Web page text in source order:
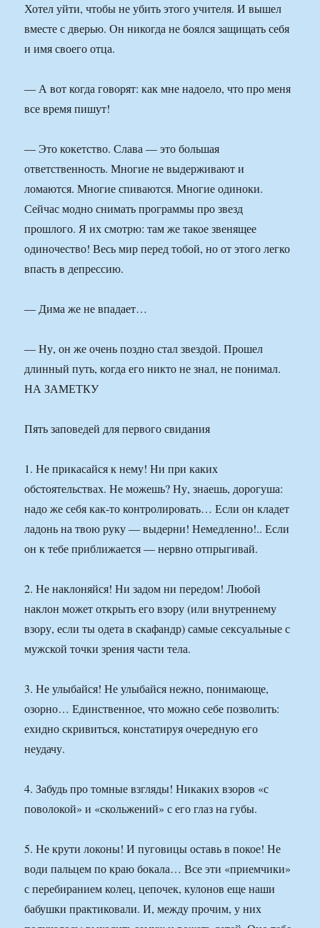
Хотел уйти, чтобы не убить этого учителя. И вышел
вместе с дверью. Он никогда не боялся защищать себя
и имя своего отца.
— А вот когда говорят: как мне надоело, что про меня
все время пишут!
— Это кокетство. Слава — это большая
ответственность. Многие не выдерживают и
ломаются. Многие спиваются. Многие одиноки.
Сейчас модно снимать программы про звезд
прошлого. Я их смотрю: там же такое звенящее
одиночество! Весь мир перед тобой, но от этого легко
впасть в депрессию.
— Дима же не впадает…
— Ну, он же очень поздно стал звездой. Прошел
длинный путь, когда его никто не знал, не понимал.
НА ЗАМЕТКУ
Пять заповедей для первого свидания
1. Не прикасайся к нему! Ни при каких
обстоятельствах. Не можешь? Ну, знаешь, дорогуша:
надо же себя как-то контролировать… Если он кладет
ладонь на твою руку — выдерни! Немедленно!.. Если
он к тебе приближается — нервно отпрыгивай.
2. Не наклоняйся! Ни задом ни передом! Любой
наклон может открыть его взору (или внутреннему
взору, если ты одета в скафандр) самые сексуальные с
мужской точки зрения части тела.
3. Не улыбайся! Не улыбайся нежно, понимающе,
озорно… Единственное, что можно себе позволить:
ехидно скривиться, констатируя очередную его
неудачу.
4. Забудь про томные взгляды! Никаких взоров «с
поволокой» и «скольжений» с его глаз на губы.
5. Не крути локоны! И пуговицы оставь в покое! Не
води пальцем по краю бокала… Все эти «приемчики»
с перебиранием колец, цепочек, кулонов еще наши
бабушки практиковали. И, между прочим, у них